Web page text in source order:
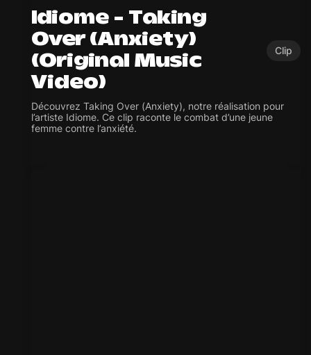
Idiome – Taking
Over (Anxiety)
(Original Music
Video)
Clip
Découvrez Taking Over (Anxiety), notre réalisation pour
l’artiste Idiome. Ce clip raconte le combat d’une jeune
femme contre l’anxiété.